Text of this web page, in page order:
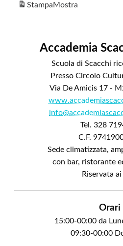
StampaMostra
Accademia
Scuola di Scacchi
Presso Circolo
Via De Amicis 17 -
Tel. 328
C.F.
Sede climatizzata,
con bar, ristorante
Riservata
Orari
15:00-00:00 da
09:30-00:00